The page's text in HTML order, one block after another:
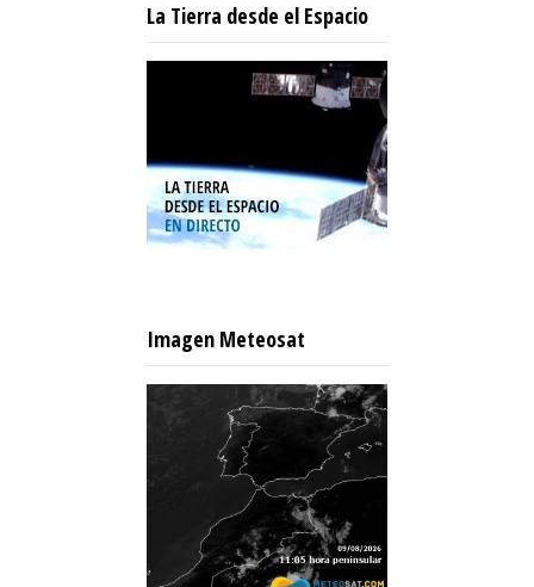
La Tierra desde el Espacio
Imagen Meteosat